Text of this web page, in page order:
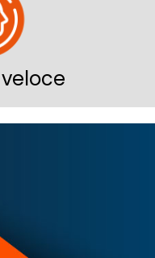
veloce